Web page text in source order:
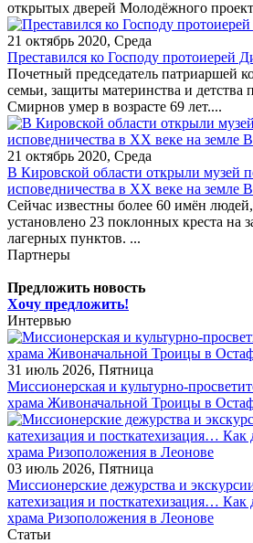
открытых дверей Молодёжного
21 октябрь 2020, Среда
Преставился ко Господу протоиерей
Почетный председатель патриаршей
семьи, защиты материнства и
Смирнов умер в возрасте 69 лет....
21 октябрь 2020, Среда
В Кировской области открыли музей
исповедничества в ХХ веке на земле
Сейчас известны более 60 имён
установлено 23 поклонных креста на
лагерных пунктов. ...
Партнеры
Предложить новость
Хочу предложить!
Интервью
31 июль 2026, Пятница
Миссионерская и культурно-
храма Живоначальной Троицы в
03 июль 2026, Пятница
Миссионерские дежурства и
катехизация и посткатехизация…
храма Ризоположения в Леонове
Статьи